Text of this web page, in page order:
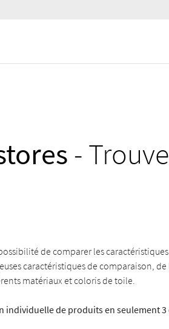
-
de comparer les
caractéristiques de comparaison,
matériaux et coloris de toile.
individuelle de produits en seulement 3